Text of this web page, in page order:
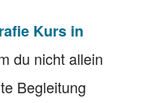
Kurs in
du nicht allein
Begleitung